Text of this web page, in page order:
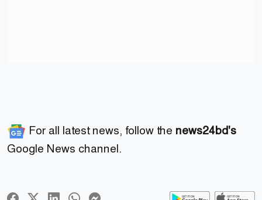
For all latest news, follow the news24bd's
Google News channel.